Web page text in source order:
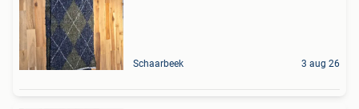
Schaarbeek 3 aug 26